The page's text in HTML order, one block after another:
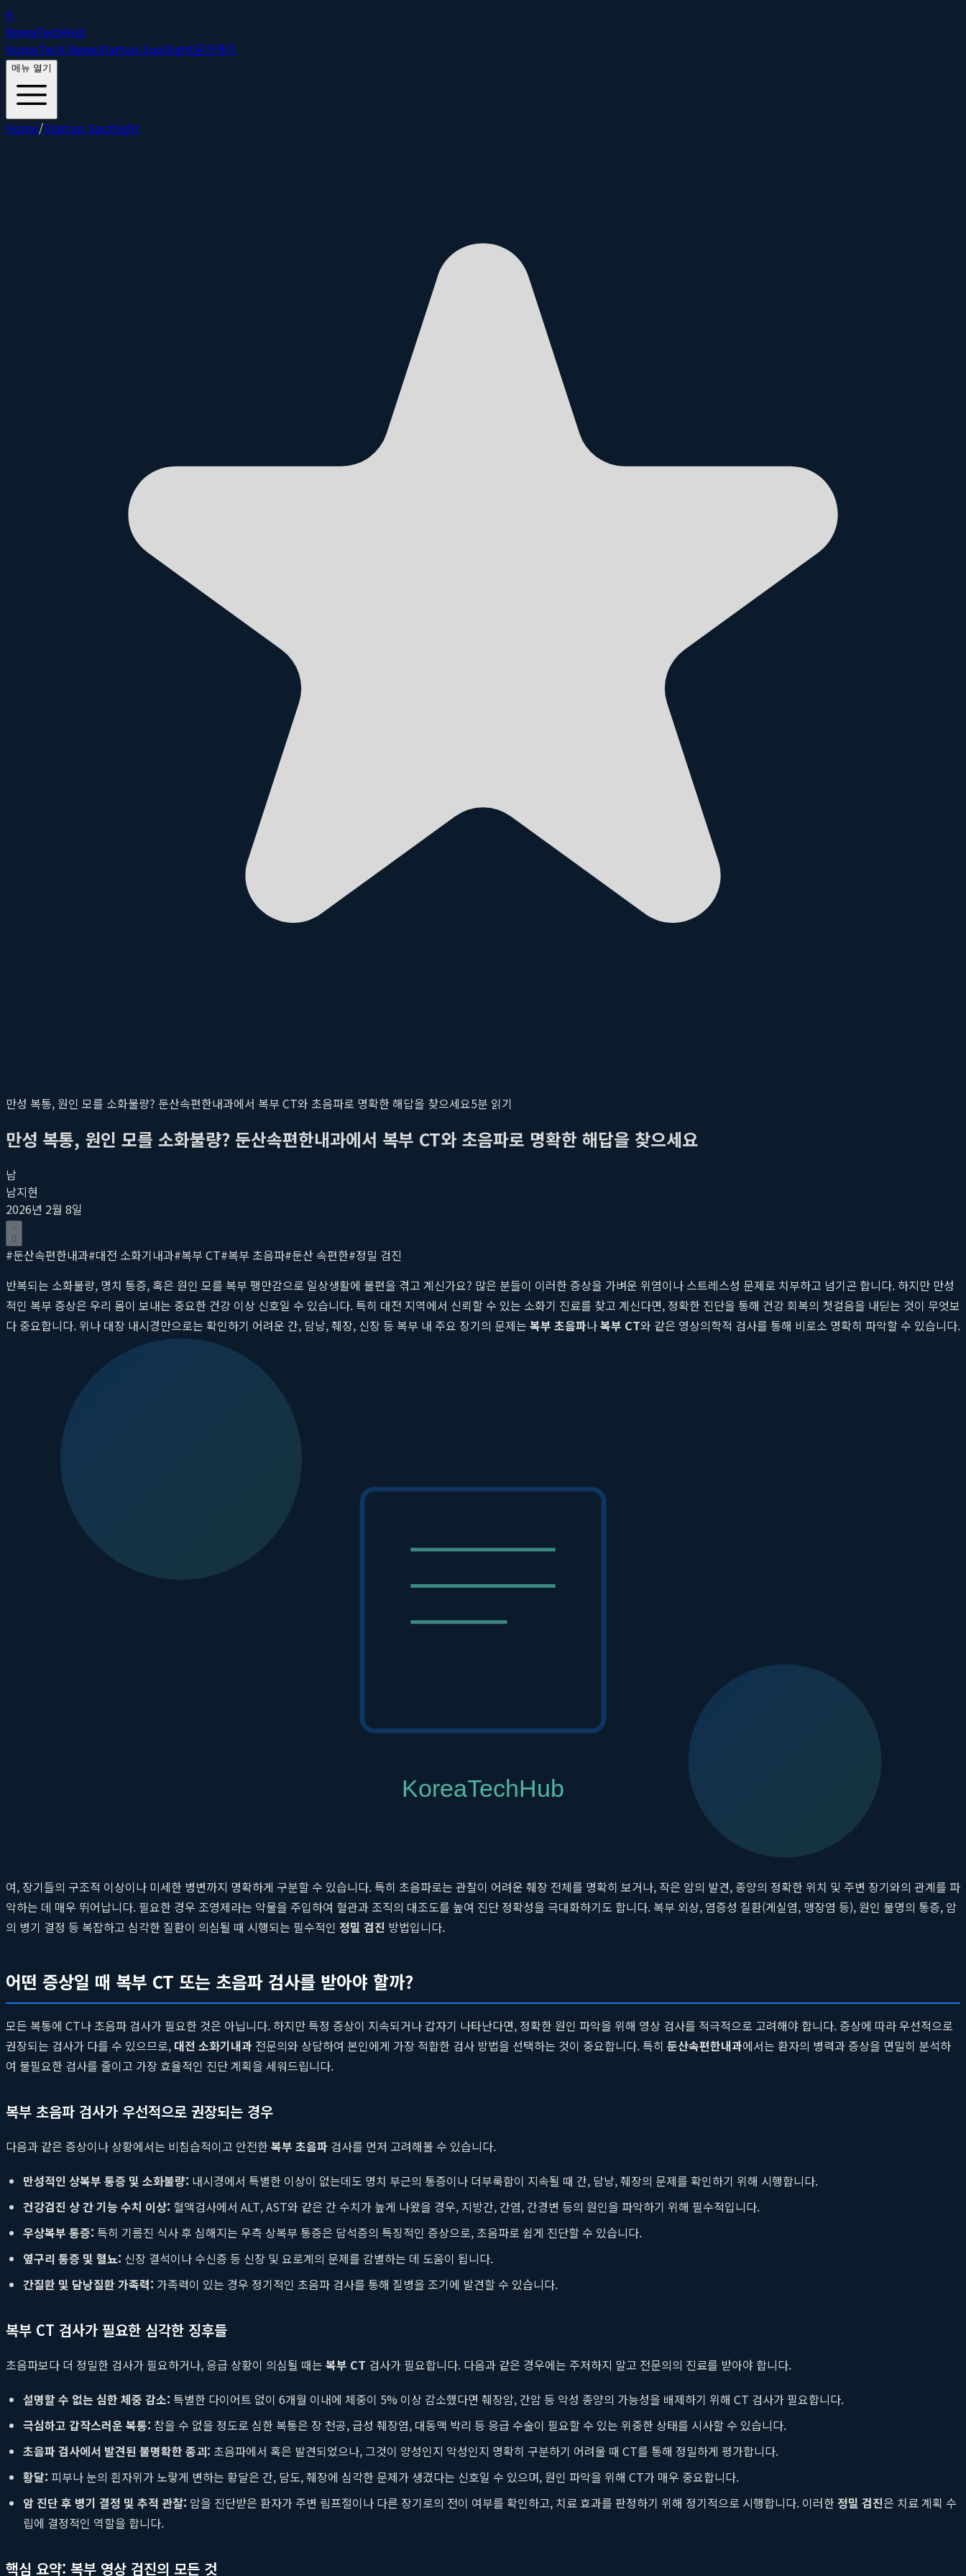
K
KoreaTechHub
HomeTech NewsStartup Spotlight문의하기
메뉴 열기
Home/Startup Spotlight
만성 복통, 원인 모를 소화불량? 둔산속편한내과에서 복부 CT와 초음파로 명확한 해답을 찾으세요5분 읽기
만성 복통, 원인 모를 소화불량? 둔산속편한내과에서 복부 CT와 초음파로 명확한 해답을 찾으세요
남
남지현
2026년 2월 8일
0
#둔산속편한내과#대전 소화기내과#복부 CT#복부 초음파#둔산 속편한#정밀 검진
반복되는 소화불량, 명치 통증, 혹은 원인 모를 복부 팽만감으로 일상생활에 불편을 겪고 계신가요? 많은 분들이 이러한 증상을 가벼운 위염이나 스트레스성 문제로 치부하고 넘기곤 합니다. 하지만 만성
적인 복부 증상은 우리 몸이 보내는 중요한 건강 이상 신호일 수 있습니다. 특히 대전 지역에서 신뢰할 수 있는 소화기 진료를 찾고 계신다면, 정확한 진단을 통해 건강 회복의 첫걸음을 내딛는 것이 무엇보
다 중요합니다. 위나 대장 내시경만으로는 확인하기 어려운 간, 담낭, 췌장, 신장 등 복부 내 주요 장기의 문제는 복부 초음파나복부 CT와 같은 영상의학적 검사를 통해 비로소 명확히 파악할 수 있습니다.
대전 소화기내과인 둔산속편한내과
증상 완화를 넘어, 고질적인 복통의 근본 원인을 찾아 다시 속 편안한 일상을 되찾을 수 있도록 돕는 것이 저희의 목표입니다.
왜 내시경만으로는 부족할까? 복부 CT와 초음파의 필요성
는 위장관 외에도 간, 담낭, 췌장, 비장, 신장 등 수많은 중요 장기들이 위치해 있습니다. 내시경은 이러한 실질 장기(solid organ)들의 내부 구조나 상태를 확인할 수 없다는 명확한 한계를 가집니다. 따라
서 만성적인 복통이나 소화불량의 원인이 내시경 검사에서 발견되지 않았다면, 시야를 넓혀 다른 장기의 문제를 의심해봐야 합니다.
소화불량과 복통의 다양한 원인들
우리가 흔히 '체했다'거나 '속이 더부룩하다'고 느끼는 증상은 단순히 위의 문제만은 아닐 수 있습니다. 예를 들어, 기름진 음식을 먹은 후 명치 오른쪽에 통증이 있다면 담낭(쓸개)에 돌이 생긴 담석증을 의
췌장암도 있습니다. 이처럼 복부 증상의 원인은 매우 다양하며, 정확한 원인 감별을 위해서는 복강 내 장기들을 면밀히 살펴볼 수 있는 영상 검사가 반드시 필요합니다. 신뢰할 수 있는
는 인체에 무해한 초음파를 이용하여 복부 내부 장기들의 형태, 크기, 이상 여부를 실시간 영상으로 확인하는 검사입니다. 방사선 노출이 전혀 없어 임산부나 소아도 안전하게 받을 수 있으며,
비교적 간단하고 빠르게 진행할 수 있다는 장점이 있습니다. 특히 간, 담낭, 췌장, 신장, 비장 등의 실질 장기를 관찰하는 데 매우 유용합니다. 지방간, 간경변, 간의 물혹이나 종양, 담낭 용종, 담석증, 신장
여, 장기들의 구조적 이상이나 미세한 병변까지 명확하게 구분할 수 있습니다. 특히 초음파로는 관찰이 어려운 췌장 전체를 명확히 보거나, 작은 암의 발견, 종양의 정확한 위치 및 주변 장기와의 관계를 파
악하는 데 매우 뛰어납니다. 필요한 경우 조영제라는 약물을 주입하여 혈관과 조직의 대조도를 높여 진단 정확성을 극대화하기도 합니다. 복부 외상, 염증성 질환(게실염, 맹장염 등), 원인 불명의 통증, 암
의 병기 결정 등 복잡하고 심각한 질환이 의심될 때 시행되는 필수적인 정밀 검진 방법입니다.
어떤 증상일 때 복부 CT 또는 초음파 검사를 받아야 할까?
모든 복통에 CT나 초음파 검사가 필요한 것은 아닙니다. 하지만 특정 증상이 지속되거나 갑자기 나타난다면, 정확한 원인 파악을 위해 영상 검사를 적극적으로 고려해야 합니다. 증상에 따라 우선적으로
권장되는 검사가 다를 수 있으므로, 대전 소화기내과 전문의와 상담하여 본인에게 가장 적합한 검사 방법을 선택하는 것이 중요합니다. 특히 둔산속편한내과에서는 환자의 병력과 증상을 면밀히 분석하
여 불필요한 검사를 줄이고 가장 효율적인 진단 계획을 세워드립니다.
복부 초음파 검사가 우선적으로 권장되는 경우
다음과 같은 증상이나 상황에서는 비침습적이고 안전한복부 초음파 검사를 먼저 고려해볼 수 있습니다.
만성적인 상복부 통증 및 소화불량: 내시경에서 특별한 이상이 없는데도 명치 부근의 통증이나 더부룩함이 지속될 때 간, 담낭, 췌장의 문제를 확인하기 위해 시행합니다.
건강검진 상 간 기능 수치 이상: 혈액검사에서 ALT, AST와 같은 간 수치가 높게 나왔을 경우, 지방간, 간염, 간경변 등의 원인을 파악하기 위해 필수적입니다.
우상복부 통증: 특히 기름진 식사 후 심해지는 우측 상복부 통증은 담석증의 특징적인 증상으로, 초음파로 쉽게 진단할 수 있습니다.
옆구리 통증 및 혈뇨: 신장 결석이나 수신증 등 신장 및 요로계의 문제를 감별하는 데 도움이 됩니다.
간질환 및 담낭질환 가족력: 가족력이 있는 경우 정기적인 초음파 검사를 통해 질병을 조기에 발견할 수 있습니다.
복부 CT 검사가 필요한 심각한 징후들
초음파보다 더 정밀한 검사가 필요하거나, 응급 상황이 의심될 때는 복부 CT 검사가 필요합니다. 다음과 같은 경우에는 주저하지 말고 전문의의 진료를 받아야 합니다.
설명할 수 없는 심한 체중 감소: 특별한 다이어트 없이 6개월 이내에 체중이 5% 이상 감소했다면 췌장암, 간암 등 악성 종양의 가능성을 배제하기 위해 CT 검사가 필요합니다.
극심하고 갑작스러운 복통: 참을 수 없을 정도로 심한 복통은 장 천공, 급성 췌장염, 대동맥 박리 등 응급 수술이 필요할 수 있는 위중한 상태를 시사할 수 있습니다.
초음파 검사에서 발견된 불명확한 종괴: 초음파에서 혹은 발견되었으나, 그것이 양성인지 악성인지 명확히 구분하기 어려울 때 CT를 통해 정밀하게 평가합니다.
황달: 피부나 눈의 흰자위가 노랗게 변하는 황달은 간, 담도, 췌장에 심각한 문제가 생겼다는 신호일 수 있으며, 원인 파악을 위해 CT가 매우 중요합니다.
암 진단 후 병기 결정 및 추적 관찰: 암을 진단받은 환자가 주변 림프절이나 다른 장기로의 전이 여부를 확인하고, 치료 효과를 판정하기 위해 정기적으로 시행합니다. 이러한 정밀 검진은 치료 계획 수
립에 결정적인 역할을 합니다.
핵심 요약: 복부 영상 검진의 모든 것